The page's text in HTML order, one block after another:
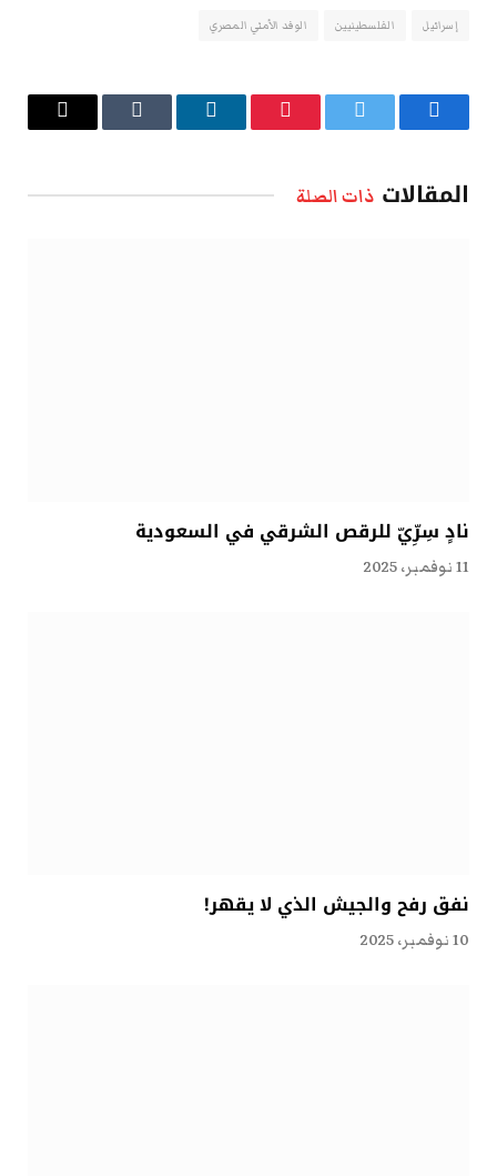
إسرائيل الفلسطينيين الوفد الأمني المصري
فيسبوك تويتر بينتيريستلينكدإن Tumblr
البريد
المقالات ذات الصلة
نادٍ سِرِّيّ للرقص الشرقي في السعودية
11 نوفمبر، 2025
نفق رفح والجيش الذي لا يقهر!
10 نوفمبر، 2025